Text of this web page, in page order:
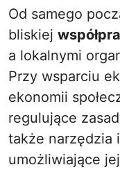
Od samego
bliskiej
a lokalnymi
Przy wsparciu
ekonomii
regulujące
także narzędzia
umożliwiające